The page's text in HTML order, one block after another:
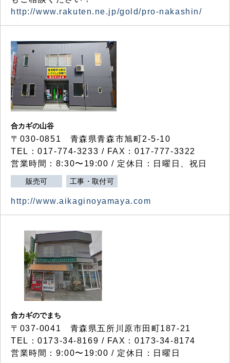
http://www.rakuten.ne.jp/gold/pro-nakashin/
合カギの山谷
〒030-0851 青森県青森市旭町2-5-10
TEL：017-774-3233 / FAX：017-777-3322
営業時間：8:30〜19:00 / 定休日：日曜日、祝日
販売可 工事・取付可
http://www.aikaginoyamaya.com
合カギのでまち
〒037-0041 青森県五所川原市田町187-21
TEL：0173-34-8169 / FAX：0173-34-8174
営業時間：9:00〜19:00 / 定休日：日曜日